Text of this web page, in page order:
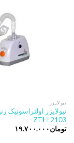
نبولایزر
نبولایزر اولتراسونیک
ZTH-2103
تومان ۱۹.۷۰۰.۰۰۰